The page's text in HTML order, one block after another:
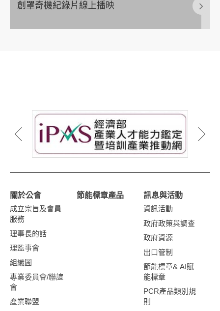
創罩奇機紀錄片線上播映
關於公會
成立宗旨及會員
服務
理事長的話
理監事會
組織圖
專業委員會/聯誼
會
產業聯盟
節能標章產品
訊息與活動
資訊活動
政府政策與調查
政府資源
出口管制
節能標章& AI賦
能標章
PCR產品類別規
則